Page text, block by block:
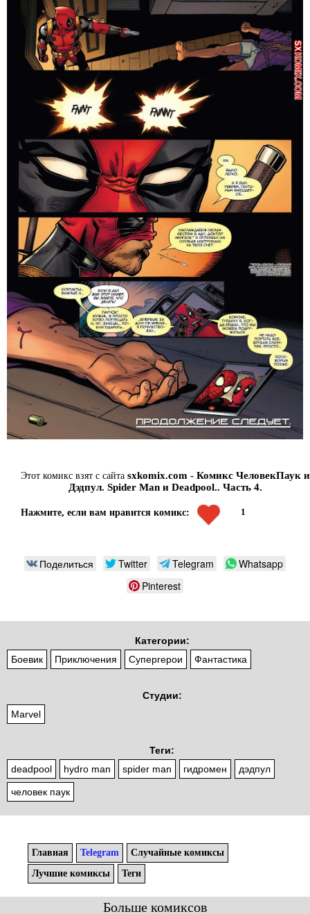
Этот комикс взят с сайта sxkomix.com - Комикс ЧеловекПаук и
Дэдпул. Spider Man и Deadpool.. Часть 4.
Нажмите, если вам нравится комикс: 1
Поделиться Twitter Telegram
Whatsapp
Pinterest
Категории:
Боевик
Приключения Супергерои Фантастика
Студии:
Marvel
Теги:
deadpool
hydro man spider man гидромен дэдпул
человек паук
Главная Telegram
Случайные комиксы
Лучшие комиксы
Теги
Больше комиксов